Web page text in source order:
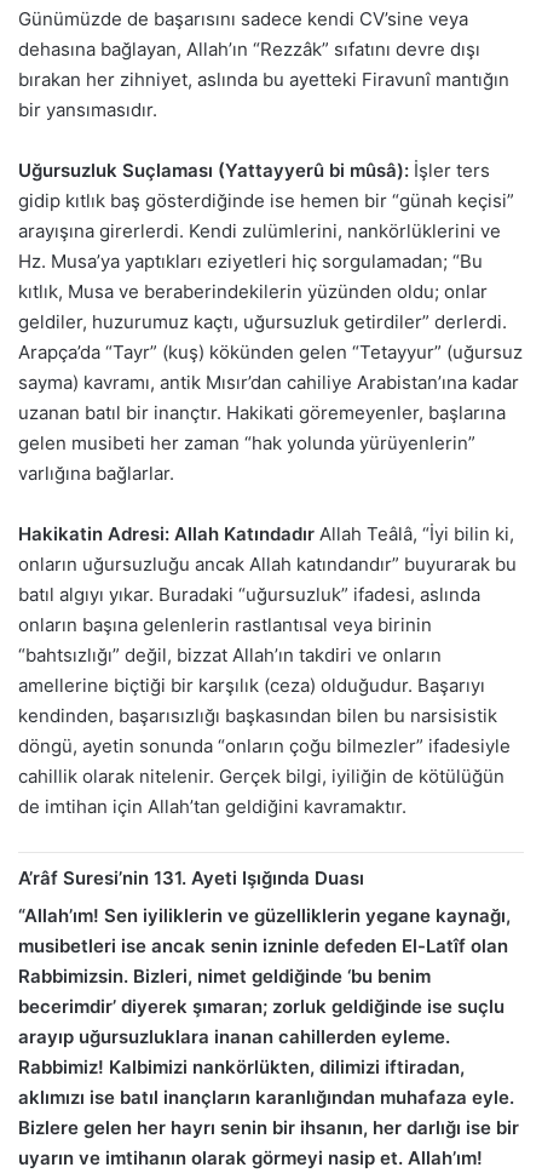
Günümüzde de başarısını sadece kendi CV’sine veya
dehasına bağlayan, Allah’ın “Rezzâk” sıfatını devre dışı
bırakan her zihniyet, aslında bu ayetteki Firavunî mantığın
bir yansımasıdır.
Uğursuzluk Suçlaması (Yattayyerû bi mûsâ): İşler ters
gidip kıtlık baş gösterdiğinde ise hemen bir “günah keçisi”
arayışına girerlerdi. Kendi zulümlerini, nankörlüklerini ve
Hz. Musa’ya yaptıkları eziyetleri hiç sorgulamadan; “Bu
kıtlık, Musa ve beraberindekilerin yüzünden oldu; onlar
geldiler, huzurumuz kaçtı, uğursuzluk getirdiler” derlerdi.
Arapça’da “Tayr” (kuş) kökünden gelen “Tetayyur” (uğursuz
sayma) kavramı, antik Mısır’dan cahiliye Arabistan’ına kadar
uzanan batıl bir inançtır. Hakikati göremeyenler, başlarına
gelen musibeti her zaman “hak yolunda yürüyenlerin”
varlığına bağlarlar.
Hakikatin Adresi: Allah Katındadır Allah Teâlâ, “İyi bilin ki,
onların uğursuzluğu ancak Allah katındandır” buyurarak bu
batıl algıyı yıkar. Buradaki “uğursuzluk” ifadesi, aslında
onların başına gelenlerin rastlantısal veya birinin
“bahtsızlığı” değil, bizzat Allah’ın takdiri ve onların
amellerine biçtiği bir karşılık (ceza) olduğudur. Başarıyı
kendinden, başarısızlığı başkasından bilen bu narsisistik
döngü, ayetin sonunda “onların çoğu bilmezler” ifadesiyle
cahillik olarak nitelenir. Gerçek bilgi, iyiliğin de kötülüğün
de imtihan için Allah’tan geldiğini kavramaktır.
A’râf Suresi’nin 131. Ayeti Işığında Duası
“Allah’ım! Sen iyiliklerin ve güzelliklerin yegane kaynağı,
musibetleri ise ancak senin izninle defeden El-Latîf olan
Rabbimizsin. Bizleri, nimet geldiğinde ‘bu benim
becerimdir’ diyerek şımaran; zorluk geldiğinde ise suçlu
arayıp uğursuzluklara inanan cahillerden eyleme.
Rabbimiz! Kalbimizi nankörlükten, dilimizi iftiradan,
aklımızı ise batıl inançların karanlığından muhafaza eyle.
Bizlere gelen her hayrı senin bir ihsanın, her darlığı ise bir
uyarın ve imtihanın olarak görmeyi nasip et. Allah’ım!